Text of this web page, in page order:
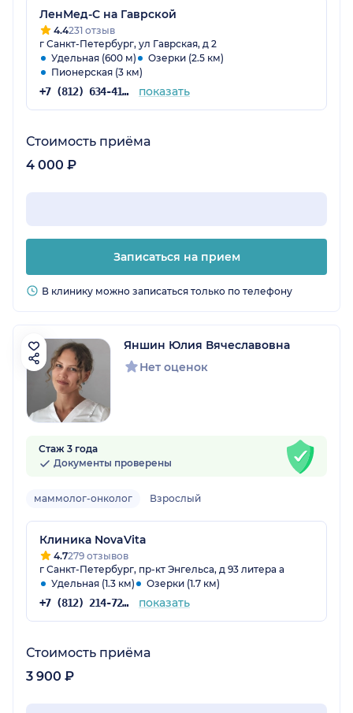
ЛенМед-С на Гаврской
4.4231 отзыв
г Санкт-Петербург, ул Гаврская, д 2
Удельная (600 м)
Озерки (2.5 км)
Пионерская (3 км)
+7 (812) 634-41-19 показать
Стоимость приёма
4 000 ₽
Записаться на прием
В клинику можно записаться только по телефону
Яншин Юлия Вячеславовна
Нет оценок
Стаж 3 года
Документы проверены
маммолог-онколог Взрослый
Клиника NovaVita
4.7279 отзывов
г Санкт-Петербург, пр-кт Энгельса, д 93 литера а
Удельная (1.3 км)
Озерки (1.7 км)
+7 (812) 214-72-16 показать
Стоимость приёма
3 900 ₽